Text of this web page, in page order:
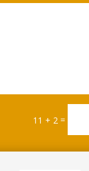
11 + 2 =